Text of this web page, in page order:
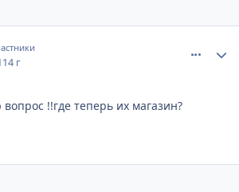
14 г
!!где теперь их магазин?